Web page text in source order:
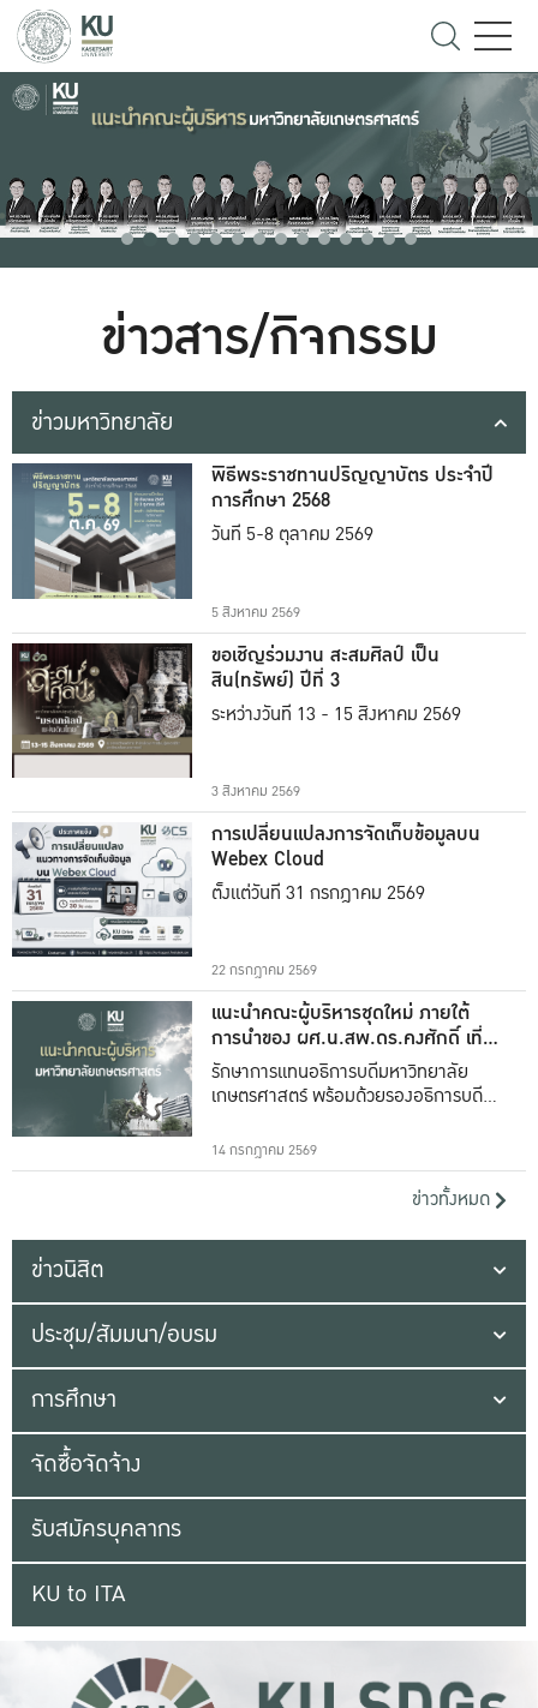
ข่าวสาร/กิจกรรม
ข่าวมหาวิทยาลัย
พิธีพระราชทานปริญญาบัตร ประจำปี
การศึกษา 2568
วันที่ 5-8 ตุลาคม 2569
5 สิงหาคม 2569
ขอเชิญร่วมงาน สะสมศิลป์ เป็น
สิน(ทรัพย์) ปีที่ 3
ระหว่างวันที่ 13 - 15 สิงหาคม 2569
3 สิงหาคม 2569
การเปลี่ยนแปลงการจัดเก็บข้อมูลบน
Webex Cloud
ตั้งแต่วันที่ 31 กรกฎาคม 2569
22 กรกฎาคม 2569
แนะนำคณะผู้บริหารชุดใหม่ ภายใต้
การนำของ ผศ.น.สพ.ดร.คงศักดิ์ เที่ยง
ธรรม
รักษาการแทนอธิการบดีมหาวิทยาลัย
เกษตรศาสตร์ พร้อมด้วยรองอธิการบดีทั้ง
14 กรกฎาคม 2569
ข่าวทั้งหมด
ข่าวนิสิต
ประชุม/สัมมนา/อบรม
การศึกษา
จัดซื้อจัดจ้าง
รับสมัครบุคลากร
KU to ITA